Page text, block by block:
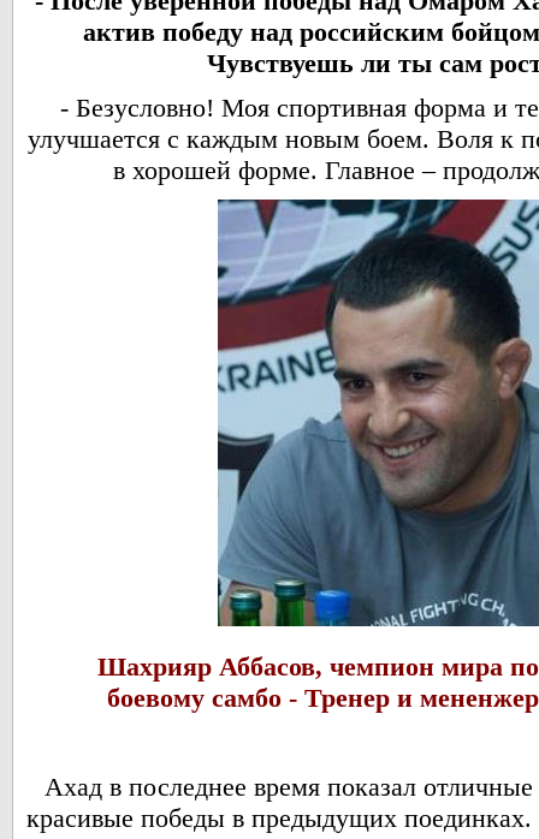
актив победу над российским
Чувствуешь ли ты сам
- Безусловно! Моя спортивная форма и
улучшается с каждым новым боем. Воля к
в хорошей форме. Главное –
Шахрияр Аббасов, чемпион мира
боевому самбо - Тренер и
Ахад в последнее время показал отличные
красивые победы в предыдущих